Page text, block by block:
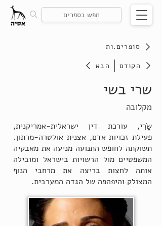
סופרים.ות
הבא
הקודם
שרי בשי
מקלובה
שָֹרִי, עורכת דין ישראלית-אמריקנית,
פעילת זכויות אדם, אצנית אולטרה-מרתון.
תשוקתה לחופש התנועה מניעה את מאבקיה
המשפטיים מול הרשויות בישראל ומובילה
אותה לחצות בריצה את מרחבי הנוף
המצולק והיפהפה של הגדה המערבית.